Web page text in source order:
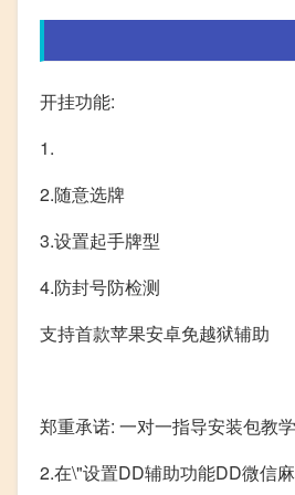
开挂功能:
1.
2.随意选牌
3.设置起手牌型
4.防封号防检测
支持首款苹果安卓免越狱辅助
郑重承诺: 一对一指导安装包教
2.在\"设置DD辅助功能DD微信